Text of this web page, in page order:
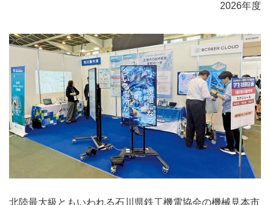
2026年度
北陸最大級ともいわれる石川県鉄工機電協会の機械見本市